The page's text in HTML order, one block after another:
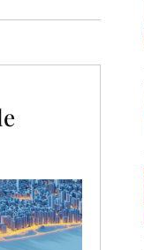
2
0
7
2